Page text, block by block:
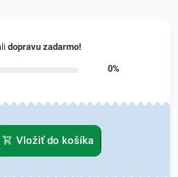
dopravu zadarmo!
0%
Vložiť do košíka